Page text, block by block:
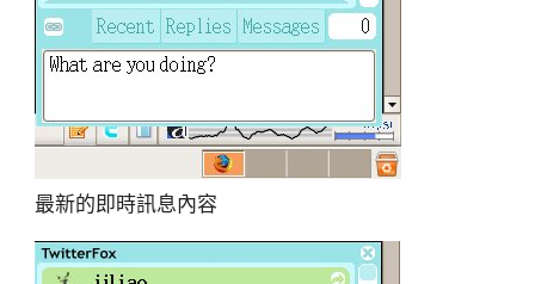
最新的即時訊息內容